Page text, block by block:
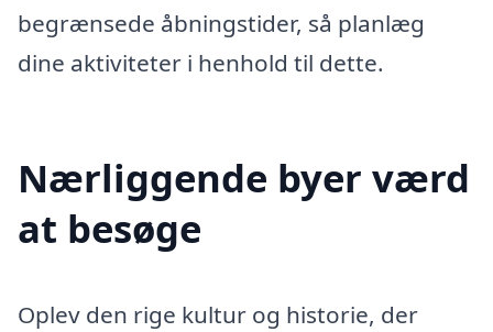
begrænsede åbningstider, så planlæg
dine aktiviteter i henhold til dette.
Nærliggende byer værd
at besøge
Oplev den rige kultur og historie, der